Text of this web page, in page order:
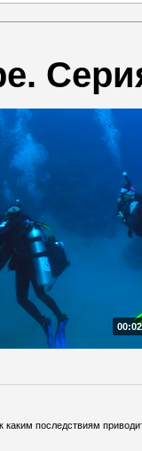
каким последствиям